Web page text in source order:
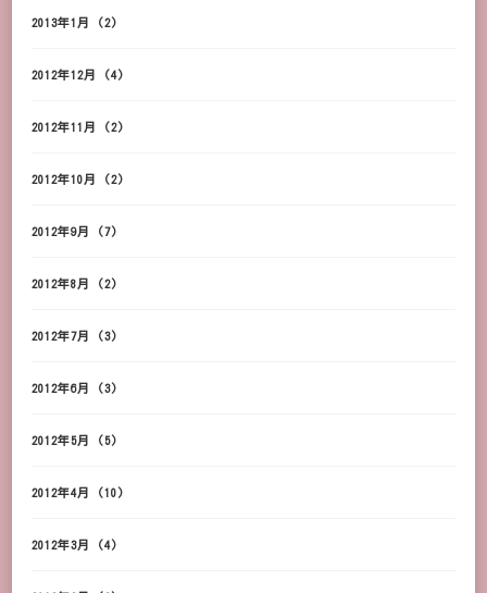
2013年1月 (2)
2012年12月 (4)
2012年11月 (2)
2012年10月 (2)
2012年9月 (7)
2012年8月 (2)
2012年7月 (3)
2012年6月 (3)
2012年5月 (5)
2012年4月 (10)
2012年3月 (4)